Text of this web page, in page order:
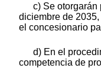
c) Se otorgarán
diciembre de
el concesionario
d) En el
competencia de